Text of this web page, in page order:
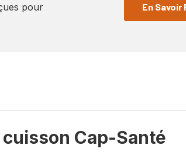
pour
En Savoir
Cap-Santé